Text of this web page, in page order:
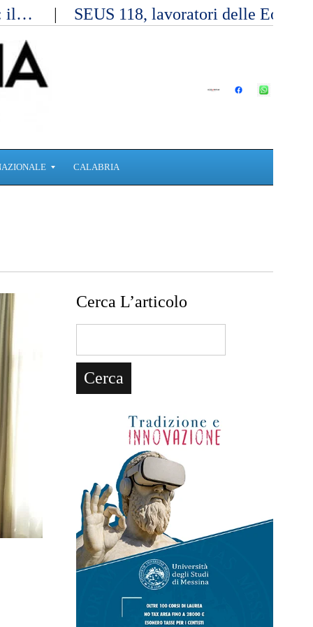
il… SEUS 118, lavoratori delle
CALABRIA
Cerca L’articolo